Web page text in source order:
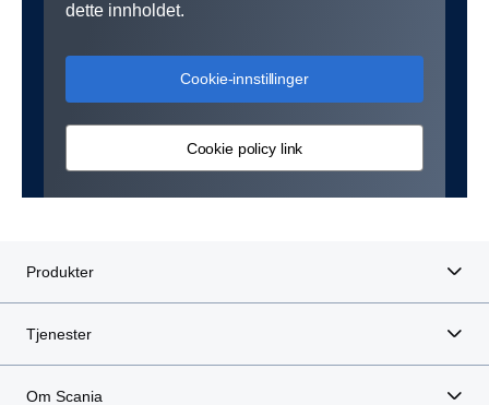
dette innholdet.
Cookie-innstillinger
Cookie policy link
Produkter
Tjenester
Om Scania